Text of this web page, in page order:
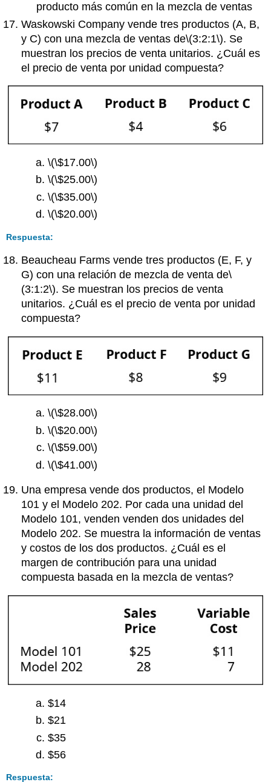
producto más común en la mezcla de ventas
Waskowski Company vende tres productos (A, B,
y C) con una mezcla de ventas de\(3:2:1\). Se
muestran los precios de venta unitarios. ¿Cuál es
el precio de venta por unidad compuesta?
\(\$17.00\)
\(\$25.00\)
\(\$35.00\)
\(\$20.00\)
Respuesta:
Beaucheau Farms vende tres productos (E, F, y
G) con una relación de mezcla de venta de\
(3:1:2\). Se muestran los precios de venta
unitarios. ¿Cuál es el precio de venta por unidad
compuesta?
\(\$28.00\)
\(\$20.00\)
\(\$59.00\)
\(\$41.00\)
Una empresa vende dos productos, el Modelo
101 y el Modelo 202. Por cada una unidad del
Modelo 101, venden venden dos unidades del
Modelo 202. Se muestra la información de ventas
y costos de los dos productos. ¿Cuál es el
margen de contribución para una unidad
compuesta basada en la mezcla de ventas?
$14
$21
$35
$56
Respuesta: